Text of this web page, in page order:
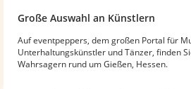
Große Auswahl an Künstlern
Auf eventpeppers, dem großen Portal für
Unterhaltungskünstler und Tänzer, finden
Wahrsagern rund um Gießen, Hessen.